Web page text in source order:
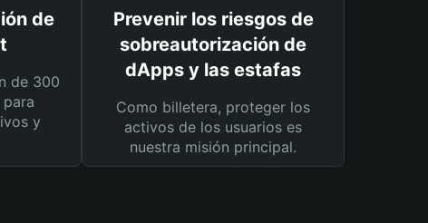
de
de 300
y
Prevenir los riesgos de
sobreautorización de
dApps y las estafas
Como billetera, proteger los
activos de los usuarios es
nuestra misión principal.